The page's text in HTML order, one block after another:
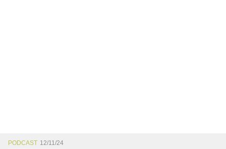
PODCAST 12/11/24